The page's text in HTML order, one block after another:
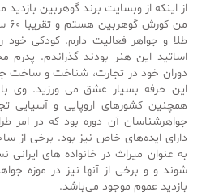
از اینکه از وبسایت برند گوهربین
طلا و جواهر فعالیت دارم. کودکی خود
اساتید این هنر بودند گذراندم. پدرم
دوران خود در تجارت، شناخت و ساخت
این حرفه بسیار عشق می ورزید. وی
همچنین کشورهای اروپایی و آسیایی
جواهرشناسان آن دوره بود که در امر
دارای ایده‌های خاص نیز بود. برخی از
به عنوان میراث در خانواده های
شوند و و برخی از آنها نیز در موزه
بازدید عموم موجود می‌باشد.